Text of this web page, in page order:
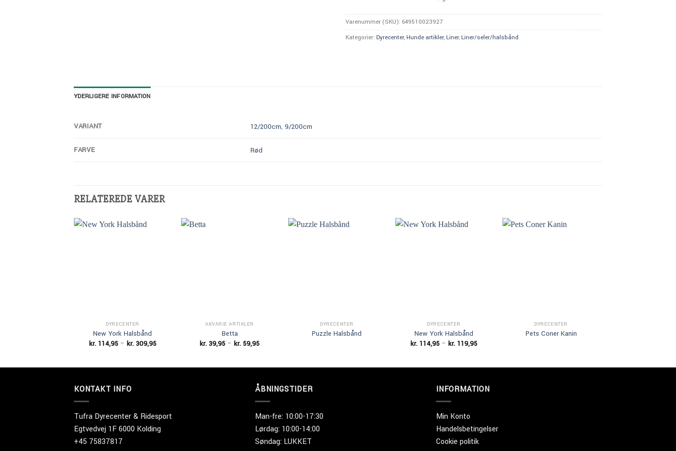
Varenummer (SKU): 649510023927
Kategorier: Dyrecenter,Hunde artikler,Liner,Liner/seler/halsbånd
YDERLIGERE INFORMATION
VARIANT 12/200cm,9/200cm
FARVE Rød
RELATEREDE VARER
DYRECENTER
New York Halsbånd
kr.114,95 – kr.309,95Prisinterval:
AKVARIE ARTIKLER
Betta
kr. 39,95 – kr. 59,95Prisinterval:
DYRECENTER
Puzzle Halsbånd
DYRECENTER
New York Halsbånd
kr. 114,95 – kr. 119,95Prisinterval:
DYRECENTER
Pets Coner Kanin
KONTAKT INFO
Tufra Dyrecenter & Ridesport
Egtvedvej 1F 6000 Kolding
+45 75837817
ÅBNINGSTIDER
Man-fre: 10:00-17:30
Lørdag: 10:00-14:00
Søndag: LUKKET
INFORMATION
Min Konto
Handelsbetingelser
Cookie politik